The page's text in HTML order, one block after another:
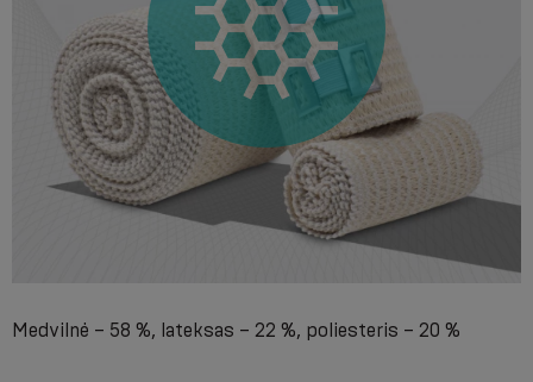
Medvilnė – 58 %, lateksas – 22 %, poliesteris – 20 %